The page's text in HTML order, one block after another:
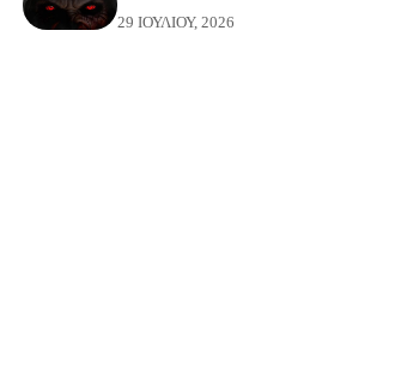
29 ΙΟΥΛΊΟΥ, 2026